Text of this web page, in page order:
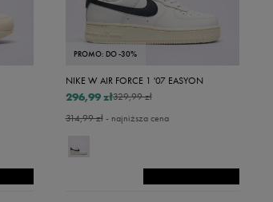
PROMO: DO -30%
NIKE W AIR FORCE 1 '07 EASYON
329,99 zł
296,99 zł
314,99 zł- najniższa cena